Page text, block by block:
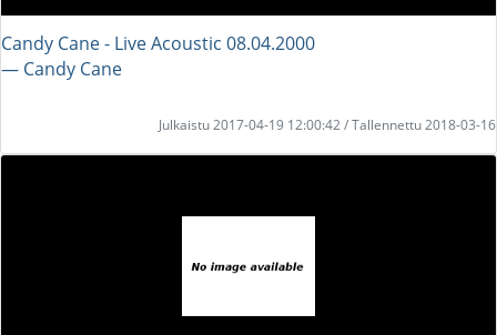
Candy Cane - Live Acoustic 08.04.2000
― Candy Cane
Julkaistu 2017-04-19 12:00:42 / Tallennettu 2018-03-16